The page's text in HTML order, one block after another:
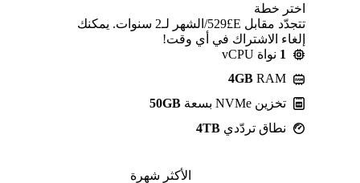
اختر خطة
تتجدّد مقابل E£⁦529⁩/الشهر لـ2 سنوات. يمكنك
إلغاء الاشتراك في أي وقت!
1 نواة vCPU
4GB RAM
تخزين NVMe بسعة
50GB
نطاق تردّدي 4TB
الأكثر شهرة